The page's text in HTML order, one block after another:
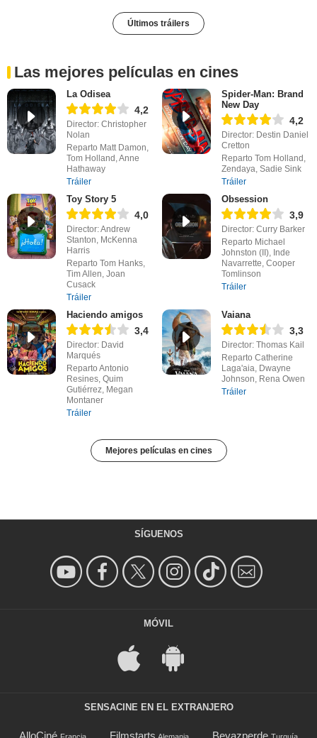
Últimos tráilers
Las mejores películas en cines
La Odisea
4,2
Director: Christopher
Nolan
Reparto Matt Damon,
Tom Holland, Anne
Hathaway
Tráiler
Spider-Man: Brand
New Day
4,2
Director: Destin Daniel
Cretton
Reparto Tom Holland,
Zendaya, Sadie Sink
Tráiler
Toy Story 5
4,0
Director: Andrew
Stanton, McKenna
Harris
Reparto Tom Hanks,
Tim Allen, Joan
Cusack
Tráiler
Obsession
3,9
Director: Curry Barker
Reparto Michael
Johnston (II), Inde
Navarrette, Cooper
Tomlinson
Tráiler
Haciendo amigos
3,4
Director: David
Marqués
Reparto Antonio
Resines, Quim
Gutiérrez, Megan
Montaner
Tráiler
Vaiana
3,3
Director: Thomas Kail
Reparto Catherine
Laga'aia, Dwayne
Johnson, Rena Owen
Tráiler
Mejores películas en cines
SÍGUENOS
MÓVIL
SENSACINE EN EL EXTRANJERO
AlloCiné Filmstarts Beyazperde